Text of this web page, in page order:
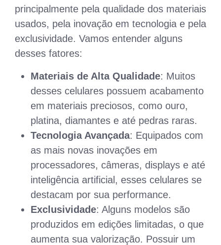
principalmente pela qualidade dos materiais
usados, pela inovação em tecnologia e pela
exclusividade. Vamos entender alguns
desses fatores:
Materiais de Alta Qualidade: Muitos
desses celulares possuem acabamento
em materiais preciosos, como ouro,
platina, diamantes e até pedras raras.
Tecnologia Avançada: Equipados com
as mais novas inovações em
processadores, câmeras, displays e até
inteligência artificial, esses celulares se
destacam por sua performance.
Exclusividade: Alguns modelos são
produzidos em edições limitadas, o que
aumenta sua valorização. Possuir um